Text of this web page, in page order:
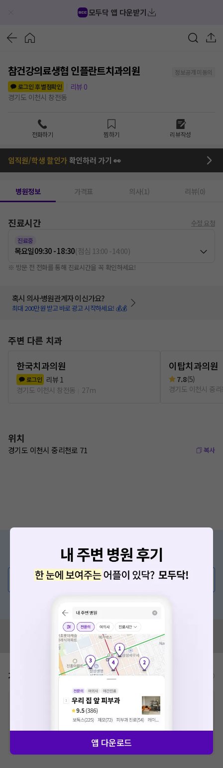
모두닥 앱 다운받기
참건강의료생협 인플란트치과의원
정보공개 미동의
로그인 후 별점확인
리뷰 0
경기도 이천시 창전동
전화하기 찜하기 리뷰작성
임직원/학생 할인가확인하러 가기 👀
병원정보 가격표 의사(1) 리뷰(0)
진료시간 수정 요청
진료중
목요일09:30 - 18:30(점심 13:00-14:00)
※ 방문 전 전화를 통해 진료시간을 꼭 확인하세요!
혹시 의사·병원관계자 이신가요?
최대 200만원 받고 바로 광고 시작하세요! 💰💰
주변 다른 치과
한국치과의원
로그인 리뷰 1
경기도 이천시 창전동
27m
이탑치과의원
7.8(5)
경기도 이천시 중
위치
경기도 이천시 중리천로 71 복사
증상/치료, 궁금한 점이 있나요?
의사가 직접 답해드려요!
💬 무엇이든 물어보세요
혹시 잘못된 병원정보가 있나요?
모두닥 팀에 알려주세요!
가격표 비급여/급여 진료란?
비급여 항목의 경우,추가비용 등으로 실제 가격과 상이할 수 있으니, 정확
한 가격은 해당 의료기관에 직접 문의해주세요.
건강보험심사평가원에 고지되어 있는 급여 진료 기준 가
VAT 포함앱 다운로드